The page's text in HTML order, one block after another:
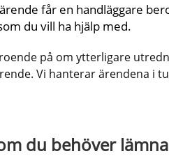
får en handläggare
du vill ha hjälp med.
på om ytterligare
Vi hanterar ärendena i
du behöver